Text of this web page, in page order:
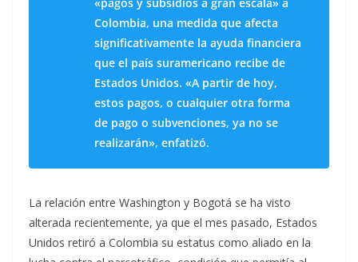
Colombia, una medida que afecta
significativamente la ayuda financiera
que el país suramericano recibe de
Estados Unidos. «A partir de hoy,
estos pagos, o cualquier otra forma
de pago o subvenciones, ya no se
realizarán», enfatizó.
La relación entre Washington y Bogotá se ha visto
alterada recientemente, ya que el mes pasado, Estados
Unidos retiró a Colombia su estatus como aliado en la